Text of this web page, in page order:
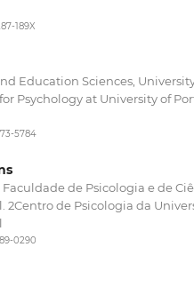
189X
Education Sciences,
Psychology at University of
5784
de Psicologia e de
2Centro de Psicologia da
0290